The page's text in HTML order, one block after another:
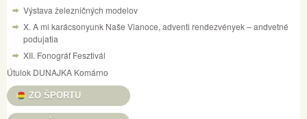
Výstava železničných modelov
X. A mi karácsonyunk Naše Vianoce, adventi rendezvények – andvetné
podujatia
XII. Fonográf Fesztivál
Útulok DUNAJKA Komárno
ZO ŠPORTU